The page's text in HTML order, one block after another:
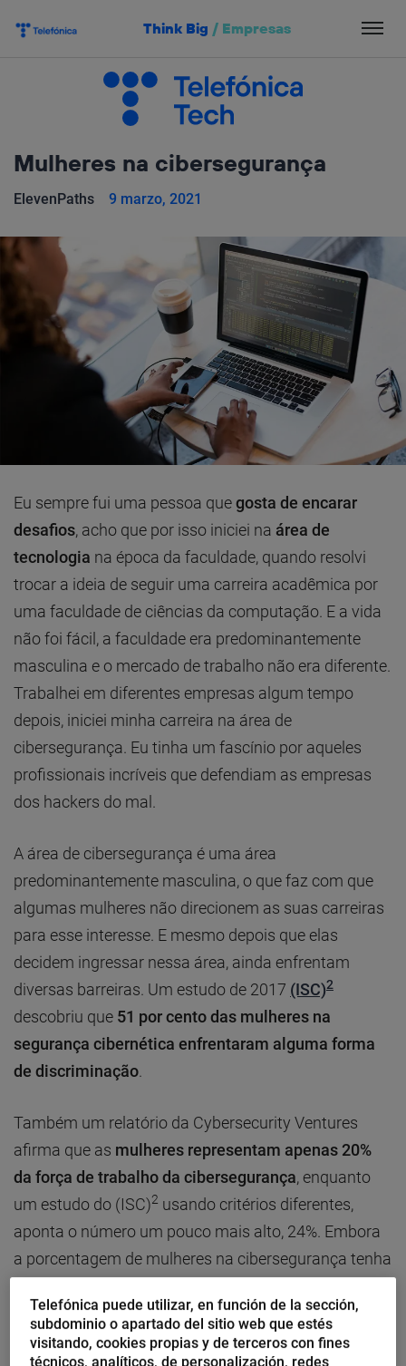
Think Big / Empresas
Mulheres na cibersegurança
ElevenPaths 9 marzo, 2021
Eu sempre fui uma pessoa quegosta de encarar
desafios, acho que por isso iniciei na área de
tecnologia na época da faculdade, quando resolvi
trocar a ideia de seguir uma carreira acadêmica por
uma faculdade de ciências da computação. E a vida
não foi fácil, a faculdade era predominantemente
masculina e o mercado de trabalho não era diferente.
Trabalhei em diferentes empresas algum tempo
depois, iniciei minha carreira na área de
cibersegurança. Eu tinha um fascínio por aqueles
profissionais incríveis que defendiam as empresas
dos hackers do mal.
A área de cibersegurança é uma área
predominantemente masculina, o que faz com que
algumas mulheres não direcionem as suas carreiras
para esse interesse. E mesmo depois que elas
decidem ingressar nessa área, ainda enfrentam
diversas barreiras. Um estudo de 2017 (ISC)2
descobriu que 51 por cento das mulheres na
segurança cibernética enfrentaram alguma forma
de discriminação
Também um relatório da Cybersecurity Ventures
afirma que as mulheres representam apenas 20%
da força de trabalho da cibersegurança, enquanto
um estudo do (ISC)2 usando critérios diferentes,
aponta o número um pouco mais alto, 24%. Embora
a porcentagem de mulheres na cibersegurança tenha
representavam apenas 11% da força de trabalho do
setor – ainda há uma lacuna de gênero.
Telefónica puede utilizar, en función de la sección,
subdominio o apartado del sitio web que estés
visitando, cookies propias y de terceros con fines
técnicos, analíticos, de personalización, redes